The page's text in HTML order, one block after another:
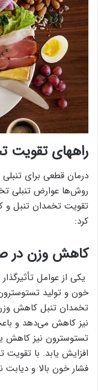
راههای تقویت
درمان قطعی برای
روش‌ها عوارض تنبلی
تقویت تخمدان تنبل و
کرد:
کاهش وزن در
یکی از عوامل
خون و تولید
تخمدان تنبل کاهش
نیز کاهش می‌دهد و
تستوسترون نیز کاهش
افزایش یابد. با تقویت
فشار خون بالا و دیابت